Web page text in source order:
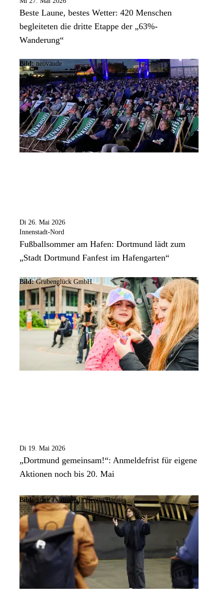
Beste Laune, bestes Wetter: 420 Menschen
begleiteten die dritte Etappe der „63%-
Wanderung“
Bild: neovaude
Di 26. Mai 2026
Innenstadt-Nord
Fußballsommer am Hafen: Dortmund lädt zum
„Stadt Dortmund Fanfest im Hafengarten“
Bild: Grubenglück GmbH
Di 19. Mai 2026
„Dortmund gemeinsam!“: Anmeldefrist für eigene
Aktionen noch bis 20. Mai
Bild: Stadt Dortmund / Benito Barajas